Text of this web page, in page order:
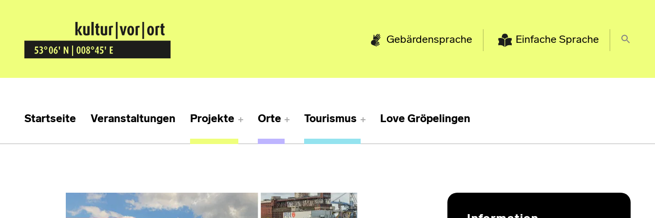
Kultur Vor Ort
BREMEN GRÖPELINGEN Gebärdensprache Einfache Sprache
Startseite Veranstaltungen Projekte Orte Tourismus Love Gröpelingen